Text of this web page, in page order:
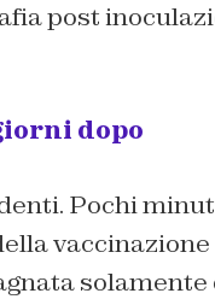
post
dopo
Pochi
solamente